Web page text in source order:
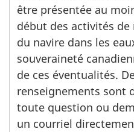
être présentée au
début des activités
du navire dans les
souveraineté
de ces éventualités.
renseignements sont
toute question ou
un courriel